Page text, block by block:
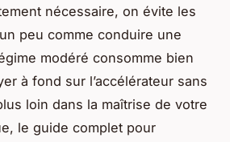
nécessaire, on évite les
peu comme conduire une
modéré consomme bien
à fond sur l’accélérateur sans
loin dans la maîtrise de votre
le guide complet pour